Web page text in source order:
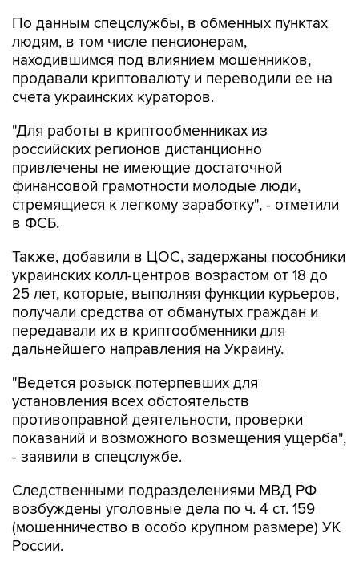
По данным спецслужбы, в обменных пунктах
людям, в том числе пенсионерам,
находившимся под влиянием мошенников,
продавали криптовалюту и переводили ее на
счета украинских кураторов.
"Для работы в криптообменниках из
российских регионов дистанционно
привлечены не имеющие достаточной
финансовой грамотности молодые люди,
стремящиеся к легкому заработку", - отметили
в ФСБ.
Также, добавили в ЦОС, задержаны пособники
украинских колл-центров возрастом от 18 до
25 лет, которые, выполняя функции курьеров,
получали средства от обманутых граждан и
передавали их в криптообменники для
дальнейшего направления на Украину.
"Ведется розыск потерпевших для
установления всех обстоятельств
противоправной деятельности, проверки
показаний и возможного возмещения ущерба",
- заявили в спецслужбе.
Следственными подразделениями МВД РФ
возбуждены уголовные дела по ч. 4 ст. 159
(мошенничество в особо крупном размере) УК
России.